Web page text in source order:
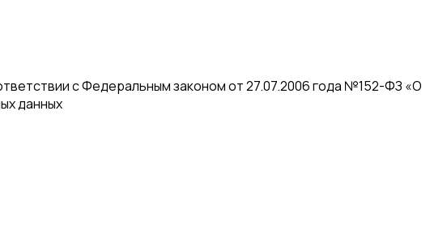
с Федеральным законом от 27.07.2006 года №152-ФЗ «О
данных